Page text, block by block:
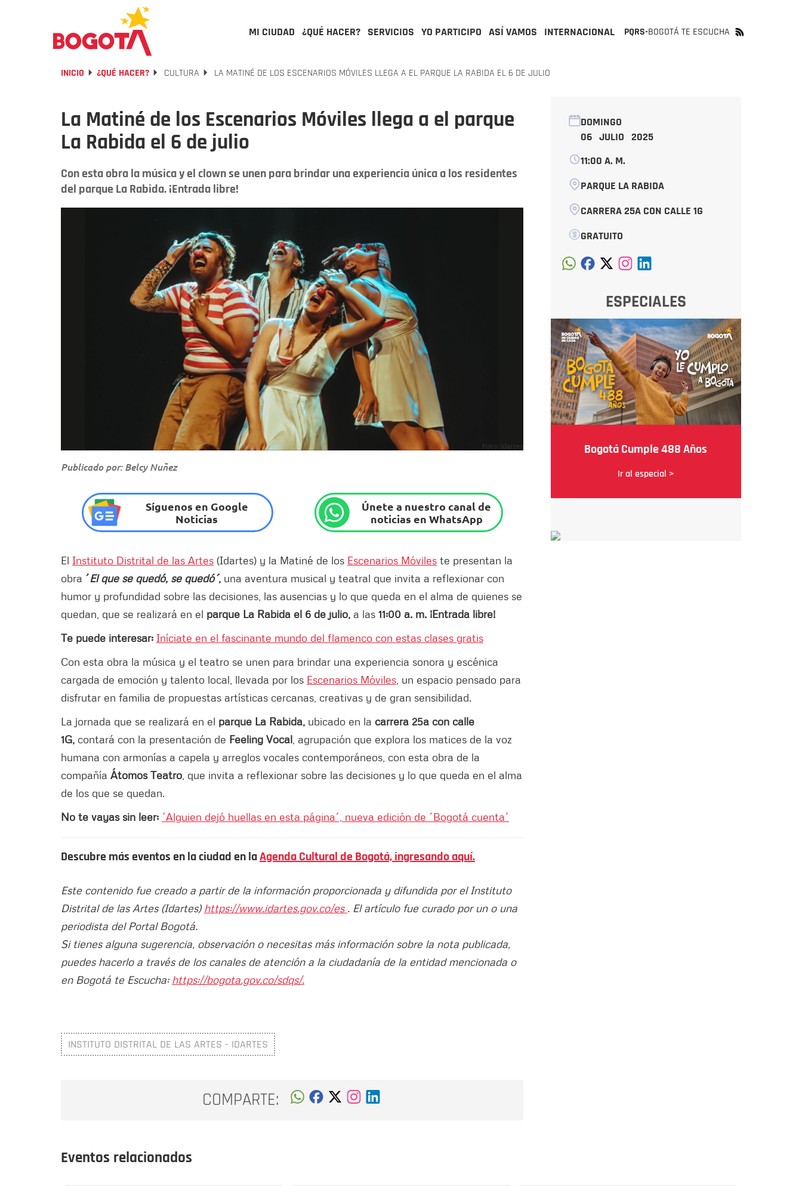
MI CIUDAD ¿QUÉ HACER? SERVICIOS YO PARTICIPO ASÍ VAMOS INTERNACIONAL PQRS-BOGOTÁ TE ESCUCHA
INICIO ¿QUÉ HACER? CULTURA LA MATINÉ DE LOS ESCENARIOS MÓVILES LLEGA A EL PARQUE LA RABIDA EL 6 DE JULIO
La Matiné de los Escenarios Móviles llega a el parque
La Rabida el 6 de julio
Con esta obra la música y el clown se unen para brindar una experiencia única a los residentes
del parque La Rabida. ¡Entrada libre!
Foto: Idartes
Publicado por: Belcy Nuñez
Síguenos en Google
Noticias
Únete a nuestro canal de
noticias en WhatsApp
El Instituto Distrital de las Artes (Idartes) y la Matiné de los Escenarios Móviles te presentan la
obra ´El que se quedó, se quedó´, una aventura musical y teatral que invita a reflexionar con
humor y profundidad sobre las decisiones, las ausencias y lo que queda en el alma de quienes se
quedan, que se realizará en el parque La Rabida el 6 de julio, a las 11:00 a. m. ¡Entrada libre!
Te puede interesar: Iníciate en el fascinante mundo del flamenco con estas clases gratis
Con esta obra la música y el teatro se unen para brindar una experiencia sonora y escénica
cargada de emoción y talento local, llevada por los Escenarios Móviles , un espacio pensado para
disfrutar en familia de propuestas artísticas cercanas, creativas y de gran sensibilidad.
La jornada que se realizará en el parque La Rabida, ubicado en la carrera 25a con calle
1G, contará con la presentación de Feeling Vocal , agrupación que explora los matices de la voz
humana con armonías a capela y arreglos vocales contemporáneos, con esta obra de la
compañía Átomos Teatro , que invita a reflexionar sobre las decisiones y lo que queda en el alma
de los que se quedan.
No te vayas sin leer: ´Alguien dejó huellas en esta página´, nueva edición de ´Bogotá cuenta´
Descubre más eventos en la ciudad en laAgenda Cultural de Bogotá, ingresando aquí.
Este contenido fue creado a partir de la información proporcionada y difundida por el Instituto
Distrital de las Artes (Idartes) https://www.idartes.gov.co/es . El artículo fue curado por un o una
periodista del Portal Bogotá.
Si tienes alguna sugerencia, observación o necesitas más información sobre la nota publicada,
puedes hacerlo a través de los canales de atención a la ciudadanía de la entidad mencionada o
en Bogotá te Escucha: https://bogota.gov.co/sdqs/.
INSTITUTO DISTRITAL DE LAS ARTES - IDARTES
COMPARTE:
DOMINGO
06 JULIO 2025
11:00 A. M.
PARQUE LA RABIDA
CARRERA 25A CON CALLE 1G
GRATUITO
ESPECIALES
Bogotá Cumple 488 Años
Ir al especial >
Eventos relacionados